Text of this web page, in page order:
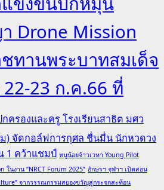
Drone Mission
ทานพระบาทสมเด็จ
23 ก.ค.66 ที่
ครองและครู โรงเรียนสาธิต มศว
) จัดกอล์ฟการกุศล ชื่นมื่น นักหวดวง
1 คว้าแชมป์ หนูน้อยจ้าวเวหา Young Pilot
นงาน “NRCT Forum 2025” อักษรฯ จุฬาฯ เปิดสอน
จากวรรณกรรมสยองขวัญสู่กระจกสะท้อน